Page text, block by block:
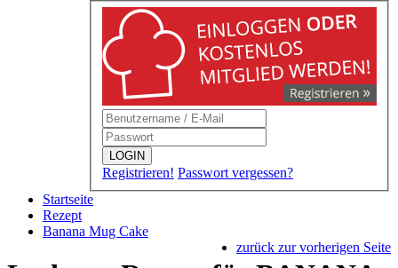
LOGIN
Registrieren! Passwort vergessen?
Startseite
Rezept
Banana Mug Cake
zurück zur vorherigen Seite